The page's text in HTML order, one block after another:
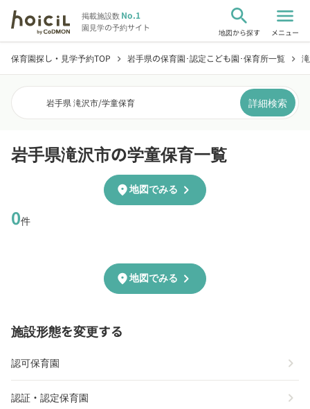
掲載施設数No.1
園見学の予約サイト
search
地図から探す
menu
メニュー
保育園探し・見学予約TOP chevron_right 岩手県の保育園･認定こども園･保育所一覧 chevron_right
岩手県 滝沢市/学童保育 詳細検索
岩手県滝沢市の学童保育一覧
0件
location_on地図でみる chevron_right
location_on地図でみる chevron_right
施設形態を変更する
認可保育園 chevron_right
認証・認定保育園 chevron_right